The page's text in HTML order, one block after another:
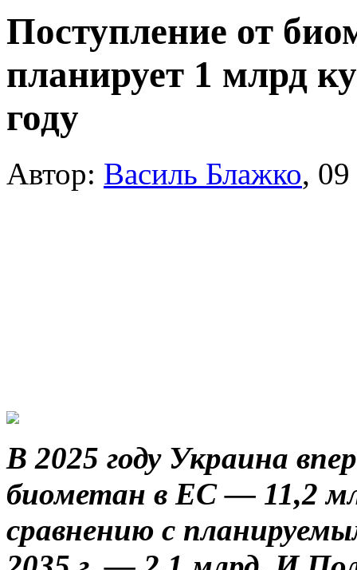
Поступление от
планирует 1 млрд
году
Автор: Василь Блажко,
В 2025 году Украина
биометан в ЕС — 11,2
сравнению с